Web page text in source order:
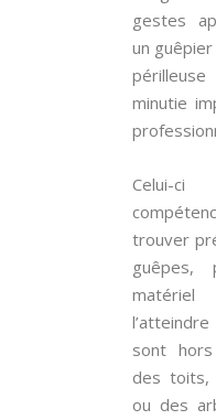
gestes
un
minutie
Celui-
trouver
guêpes,
matériel
sont
des toits,
ou des